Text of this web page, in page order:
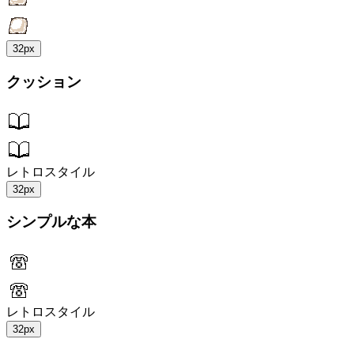
32px
クッション
レトロスタイル
32px
シンプルな本
レトロスタイル
32px